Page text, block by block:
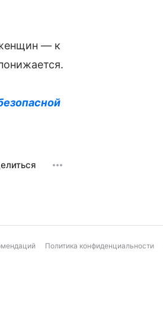
— к
Политика конфиденциальности